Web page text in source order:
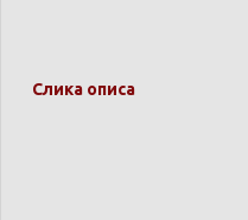
Слика описа